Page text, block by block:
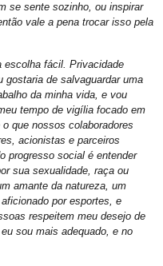
cristã
Projeto Se Ligue: Transformando Vidas e Construindo Conhecimento
Roteiro Turístico Salvador das Artes
Inovação e inclusão: o papel crucial da diversidade LGBT+ nas empresas
Madrinha Jovem do 21ª Orgulho LGBT+ da Bahia: Tifanny Conceição
21º Orgulho LGBT+ Bahia pelo YouTube e Instagram
se sente sozinho, ou inspirar
vale a pena trocar isso pela
escolha fácil. Privacidade
gostaria de salvaguardar uma
da minha vida, e vou
tempo de vigília focado em
que nossos colaboradores
acionistas e parceiros
progresso social é entender
sua sexualidade, raça ou
amante da natureza, um
por esportes, e
respeitem meu desejo de
sou mais adequado, e no